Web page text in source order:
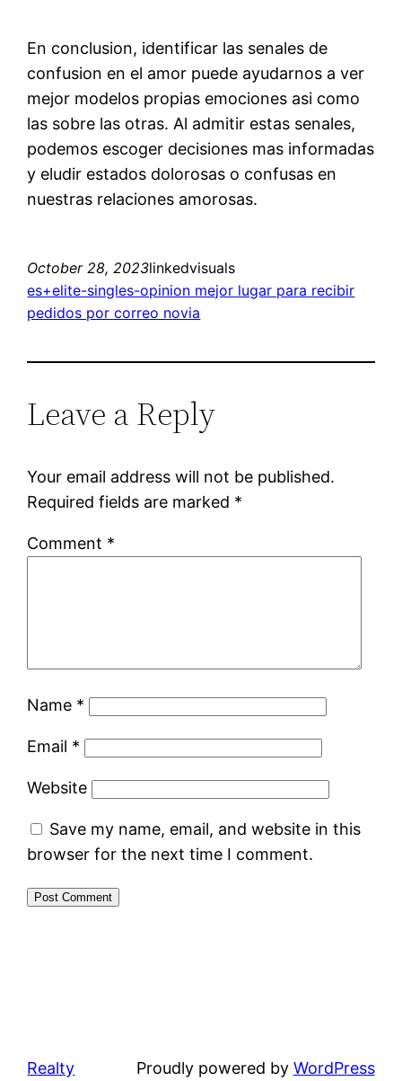
En conclusion, identificar las senales de
confusion en el amor puede ayudarnos a ver
mejor modelos propias emociones asi­ como
las sobre las otras. Al admitir estas senales,
podemos escoger decisiones mas informadas
y eludir estados dolorosas o confusas en
nuestras relaciones amorosas.
October 28, 2023linkedvisuals
es+elite-singles-opinion mejor lugar para recibir
pedidos por correo novia
Leave a Reply
Your email address will not be published.
Required fields are marked *
Comment *
Name *
Email *
Website
Save my name, email, and website in this
browser for the next time I comment.
Realty Proudly powered by WordPress